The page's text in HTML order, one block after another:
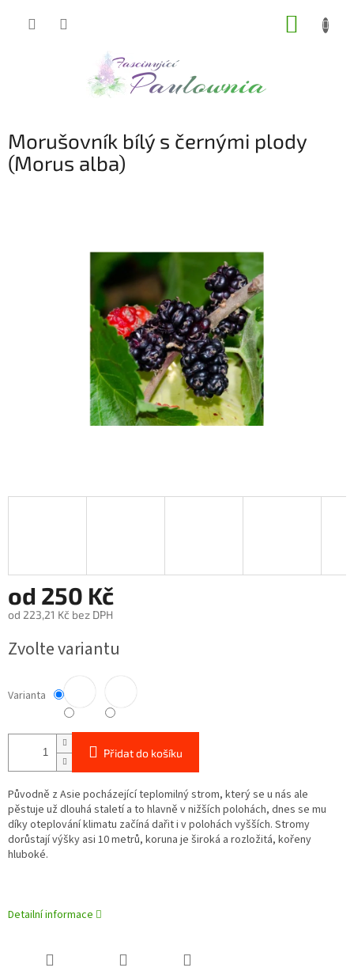
Morušovník bílý s černými plody
(Morus alba)
od 250 Kč
od 223,21 Kč bez DPH
cena:
Zvolte variantu
Varianta
Přidat do košíku
Původně z Asie pocházející teplomilný strom, který se u nás ale
pěstuje už dlouhá staletí a to hlavně v nižších polohách, dnes se mu
díky oteplování klimatu začíná dařit i v polohách vyšších. Stromy
dorůstají výšky asi 10 metrů, koruna je široká a rozložitá, kořeny
hluboké.
Detailní informace